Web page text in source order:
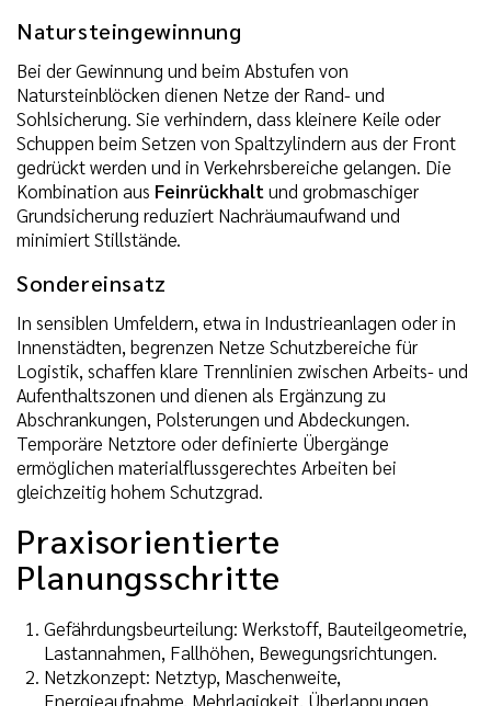
Natursteingewinnung
Bei der Gewinnung und beim Abstufen von
Natursteinblöcken dienen Netze der Rand- und
Sohlsicherung. Sie verhindern, dass kleinere Keile oder
Schuppen beim Setzen von Spaltzylindern aus der Front
gedrückt werden und in Verkehrsbereiche gelangen. Die
Kombination aus Feinrückhaltund grobmaschiger
Grundsicherung reduziert Nachräumaufwand und
minimiert Stillstände.
Sondereinsatz
In sensiblen Umfeldern, etwa in Industrieanlagen oder in
Innenstädten, begrenzen Netze Schutzbereiche für
Logistik, schaffen klare Trennlinien zwischen Arbeits- und
Aufenthaltszonen und dienen als Ergänzung zu
Abschrankungen, Polsterungen und Abdeckungen.
Temporäre Netztore oder definierte Übergänge
ermöglichen materialflussgerechtes Arbeiten bei
gleichzeitig hohem Schutzgrad.
Praxisorientierte
Planungsschritte
Gefährdungsbeurteilung: Werkstoff, Bauteilgeometrie,
Lastannahmen, Fallhöhen, Bewegungsrichtungen.
Netzkonzept: Netztyp, Maschenweite,
Energieaufnahme, Mehrlagigkeit, Überlappungen.